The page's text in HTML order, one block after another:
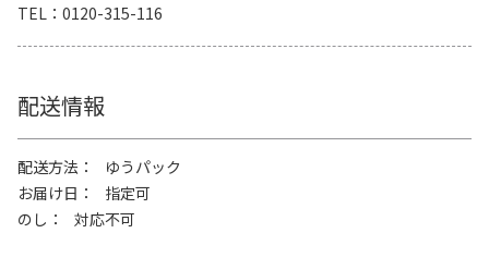
TEL
0120-315-116
配送情報
配送方法
ゆうパック
お届け日
指定可
のし
対応不可